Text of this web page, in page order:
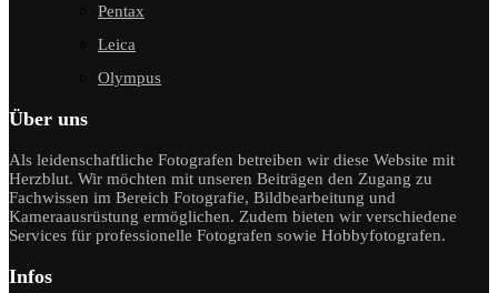
Pentax
Leica
Olympus
Über uns
Als leidenschaftliche Fotografen betreiben wir diese Website mit
Herzblut. Wir möchten mit unseren Beiträgen den Zugang zu
Fachwissen im Bereich Fotografie, Bildbearbeitung und
Kameraausrüstung ermöglichen. Zudem bieten wir verschiedene
Services für professionelle Fotografen sowie Hobbyfotografen.
Infos